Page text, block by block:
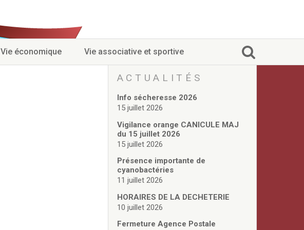
Vie économique Vie associative et sportive
ACTUALITÉS
Info sécheresse 2026
15 juillet 2026
Vigilance orange CANICULE MAJ
du 15 juillet 2026
15 juillet 2026
Présence importante de
cyanobactéries
11 juillet 2026
HORAIRES DE LA DECHETERIE
10 juillet 2026
Fermeture Agence Postale